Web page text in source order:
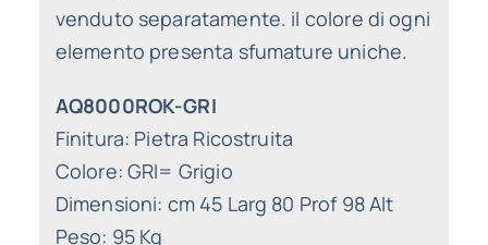
venduto separatamente. il colore di ogni
elemento presenta sfumature uniche.
AQ8000ROK-GRI
Finitura: Pietra Ricostruita
Colore: GRI= Grigio
Dimensioni: cm 45 Larg 80 Prof 98 Alt
Peso: 95 Kg